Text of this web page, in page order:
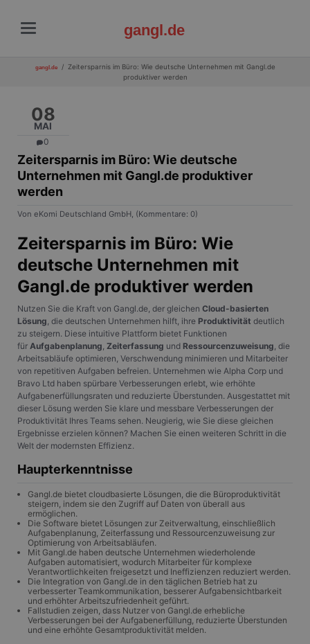
gangl.de
gangl.de
Zeitersparnis im Büro: Wie deutsche Unternehmen mit Gangl.de
produktiver werden
08
MAI
0
Zeitersparnis im Büro: Wie deutsche
Unternehmen mit Gangl.de produktiver
werden
Von eKomi Deutschland GmbH, (Kommentare: 0)
Zeitersparnis im Büro: Wie
deutsche Unternehmen mit
Gangl.de produktiver werden
Nutzen Sie die Kraft von Gangl.de, der gleichen Cloud-basierten
Lösung , die deutschen Unternehmen hilft, ihre Produktivität deutlich
zu steigern. Diese intuitive Plattform bietet Funktionen
für Aufgabenplanung Zeiterfassung und Ressourcenzuweisung , die
Arbeitsabläufe optimieren, Verschwendung minimieren und Mitarbeiter
von repetitiven Aufgaben befreien. Unternehmen wie Alpha Corp und
Bravo Ltd haben spürbare Verbesserungen erlebt, wie erhöhte
Aufgabenerfüllungsraten und reduzierte Überstunden. Ausgestattet mit
dieser Lösung werden Sie klare und messbare Verbesserungen der
Produktivität Ihres Teams sehen. Neugierig, wie Sie diese gleichen
Ergebnisse erzielen können? Machen Sie einen weiteren Schritt in die
Welt der modernsten Effizienz.
Haupterkenntnisse
Gangl.de bietet cloudbasierte Lösungen, die die Büroproduktivität
steigern, indem sie den Zugriff auf Daten von überall aus
ermöglichen.
Die Software bietet Lösungen zur Zeitverwaltung, einschließlich
Aufgabenplanung, Zeiterfassung und Ressourcenzuweisung zur
Optimierung von Arbeitsabläufen.
Mit Gangl.de haben deutsche Unternehmen wiederholende
Aufgaben automatisiert, wodurch Mitarbeiter für komplexe
Verantwortlichkeiten freigesetzt und Ineffizienzen reduziert werden.
Die Integration von Gangl.de in den täglichen Betrieb hat zu
verbesserter Teamkommunikation, besserer Aufgabensichtbarkeit
und erhöhter Arbeitszufriedenheit geführt.
Fallstudien zeigen, dass Nutzer von Gangl.de erhebliche
Verbesserungen bei der Aufgabenerfüllung, reduzierte Überstunden
und eine erhöhte Gesamtproduktivität melden.